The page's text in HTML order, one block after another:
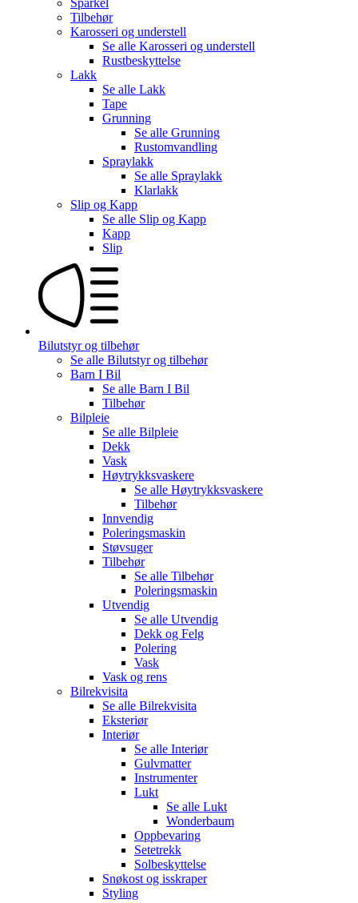
Tilbehør
Karosseri og understell
Se alle Karosseri og understell
Rustbeskyttelse
Lakk
Se alle Lakk
Tape
Grunning
Se alle Grunning
Rustomvandling
Spraylakk
Se alle Spraylakk
Klarlakk
Slip og Kapp
Se alle Slip og Kapp
Kapp
Slip
Bilutstyr og tilbehør
Se alle Bilutstyr og tilbehør
Barn I Bil
Se alle Barn I Bil
Tilbehør
Bilpleie
Se alle Bilpleie
Dekk
Vask
Høytrykksvaskere
Se alle Høytrykksvaskere
Tilbehør
Innvendig
Poleringsmaskin
Støvsuger
Tilbehør
Se alle Tilbehør
Poleringsmaskin
Utvendig
Se alle Utvendig
Dekk og Felg
Polering
Vask
Vask og rens
Bilrekvisita
Se alle Bilrekvisita
Eksteriør
Interiør
Se alle Interiør
Gulvmatter
Instrumenter
Lukt
Se alle Lukt
Wonderbaum
Oppbevaring
Setetrekk
Solbeskyttelse
Snøkost og isskraper
Styling